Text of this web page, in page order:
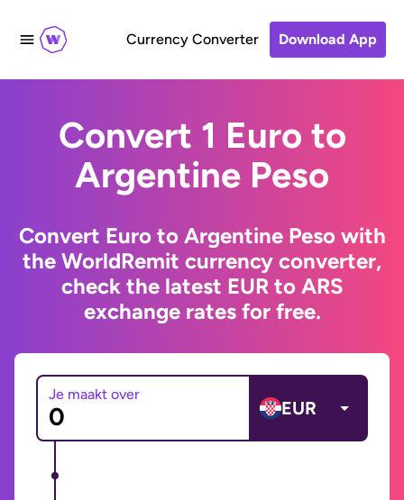
Currency Converter Download App
Convert 1 Euro to
Argentine Peso
Convert Euro to Argentine Peso with
the WorldRemit currency converter,
check the latest EUR to ARS
exchange rates for free.
Je maakt over
EUR